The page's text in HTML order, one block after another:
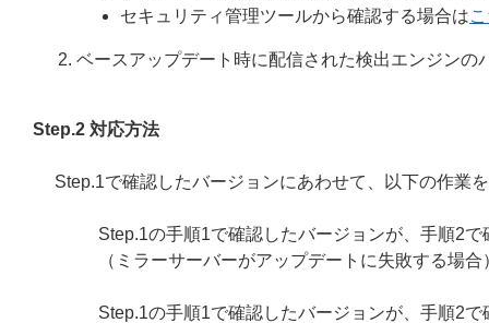
セキュリティ管理ツールから確認する場合は
ベースアップデート時に配信された検出エンジンの
Step.2 対応方法
Step.1で確認したバージョンにあわせて、以下の作業
Step.1の手順1で確認したバージョンが、手順2
（ミラーサーバーがアップデートに失敗する場合
Step.1の手順1で確認したバージョンが、手順2